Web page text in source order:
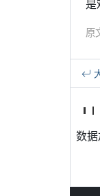
是
原
数